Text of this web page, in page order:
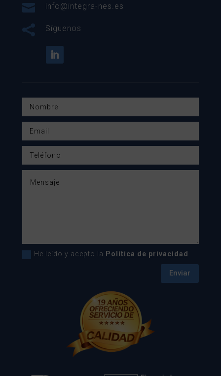
 info@integra-nes.es
 Síguenos
He leído y acepto la Política de privacidad
Enviar